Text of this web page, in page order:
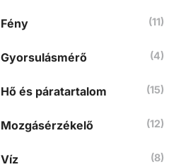
Fény (11)
Gyorsulásmérő (4)
Hő és páratartalom (15)
Mozgásérzékelő (12)
Víz (8)